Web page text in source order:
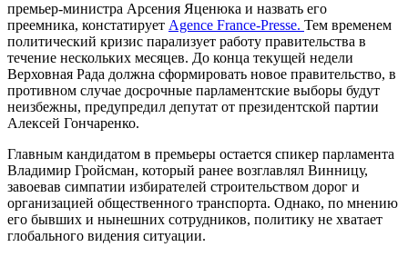
премьер-министра Арсения Яценюка и назвать его
преемника, констатирует Agence France-Presse. Тем временем
политический кризис парализует работу правительства в
течение нескольких месяцев. До конца текущей недели
Верховная Рада должна сформировать новое правительство, в
противном случае досрочные парламентские выборы будут
неизбежны, предупредил депутат от президентской партии
Алексей Гончаренко.
Главным кандидатом в премьеры остается спикер парламента
Владимир Гройсман, который ранее возглавлял Винницу,
завоевав симпатии избирателей строительством дорог и
организацией общественного транспорта. Однако, по мнению
его бывших и нынешних сотрудников, политику не хватает
глобального видения ситуации.